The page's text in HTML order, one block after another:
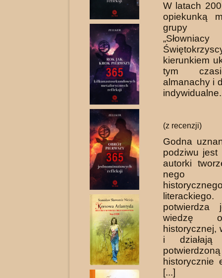
W latach
opiekunką
grupy
„Słowniacy
kierunkiem
tym
almanachy i
indywidualne.
(z recenzji)
Godna
podziwu jest
autorki
nego
potwierdza
wiedzę
historycznej,
i
potwierdzoną
historycznie
[...]